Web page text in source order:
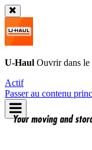
U-Haul Ouvrir dans le
Actif
Passer au contenu